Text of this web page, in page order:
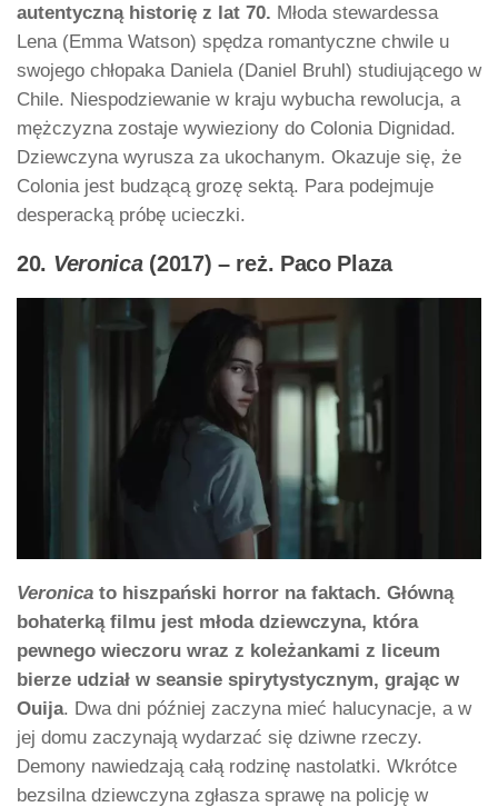
autentyczną historię z lat 70. Młoda stewardessa
Lena (Emma Watson) spędza romantyczne chwile u
swojego chłopaka Daniela (Daniel Bruhl) studiującego w
Chile. Niespodziewanie w kraju wybucha rewolucja, a
mężczyzna zostaje wywieziony do Colonia Dignidad.
Dziewczyna wyrusza za ukochanym. Okazuje się, że
Colonia jest budzącą grozę sektą. Para podejmuje
desperacką próbę ucieczki.
20. Veronica(2017) – reż. Paco Plaza
Veronica to hiszpański horror na faktach. Główną
bohaterką filmu jest młoda dziewczyna, która
pewnego wieczoru wraz z koleżankami z liceum
bierze udział w seansie spirytystycznym, grając w
Ouija. Dwa dni później zaczyna mieć halucynacje, a w
jej domu zaczynają wydarzać się dziwne rzeczy.
Demony nawiedzają całą rodzinę nastolatki. Wkrótce
bezsilna dziewczyna zgłasza sprawę na policję w